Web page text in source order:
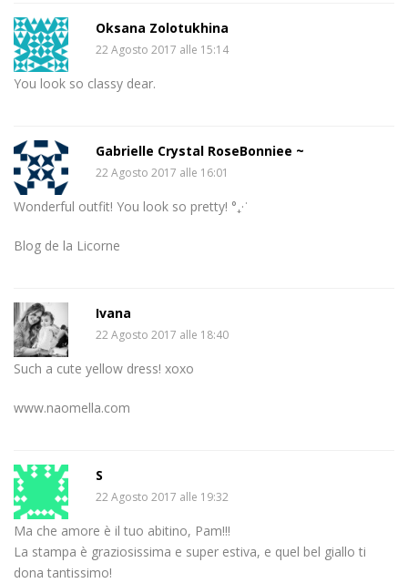
Oksana Zolotukhina
22 Agosto 2017 alle 15:14
You look so classy dear.
Gabrielle Crystal RoseBonniee ~
22 Agosto 2017 alle 16:01
Wonderful outfit! You look so pretty! °₊·ˈ
Blog de la Licorne
Ivana
22 Agosto 2017 alle 18:40
Such a cute yellow dress! xoxo
www.naomella.com
S
22 Agosto 2017 alle 19:32
Ma che amore è il tuo abitino, Pam!!!
La stampa è graziosissima e super estiva, e quel bel giallo ti
dona tantissimo!